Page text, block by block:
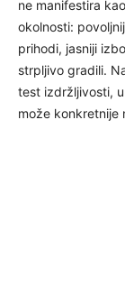
ne manifestira
okolnosti:
prihodi, jasniji
strpljivo gradili.
test izdržljivosti,
može konkretnije